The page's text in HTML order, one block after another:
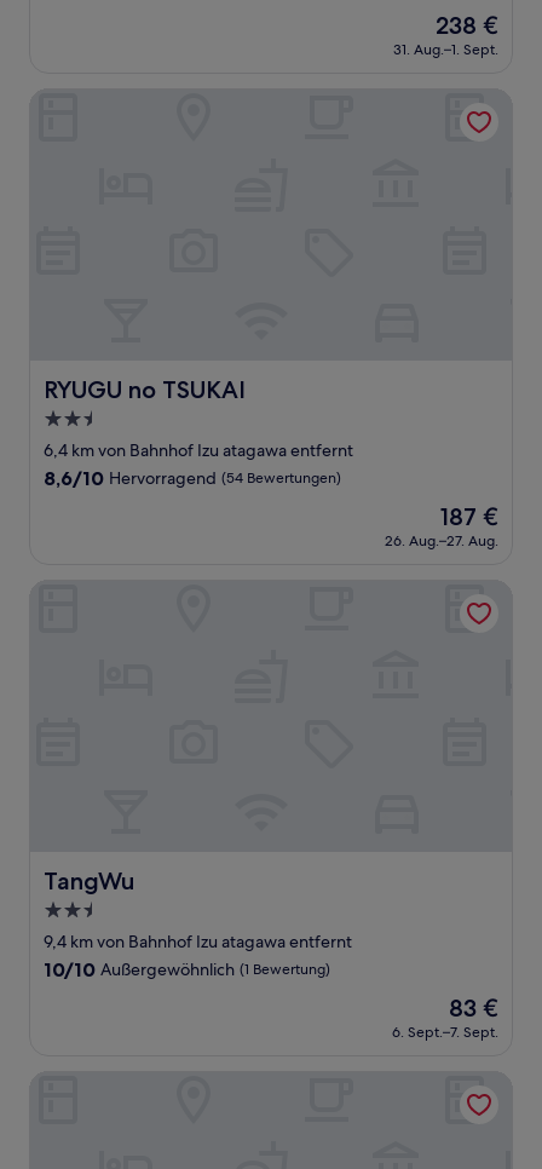
Bewertungen)
Der
Preis
beträgt
238 €
31. Aug.–1. Sept.
RYUGU no TSUKAI
RYUGU no TSUKAI
2.5-
Sterne-
Unterkunft
6,4 km von Bahnhof Izu atagawa entfernt
8.6
Bewertungen)
8,6/10 Hervorragend (54 Bewertungen)
Der
Preis
beträgt
187 €
26. Aug.–27. Aug.
TangWu
TangWu
2.5-
Sterne-
Unterkunft
9,4 km von Bahnhof Izu atagawa entfernt
10.0
Bewertung)
10/10 Außergewöhnlich (1 Bewertung)
Der
Preis
beträgt
83 €
6. Sept.–7. Sept.